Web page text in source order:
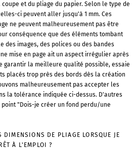
et du pliage du papier. Selon le type de
ci peuvent aller jusqu'à 1 mm. Ces
ne peuvent malheureusement pas être
conséquence que des éléments tombant
des images, des polices ou des bandes
mise en page ait un aspect irrégulier après
garantir la meilleure qualité possible, essaie
placés trop près des bords dès la création
malheureusement pas accepter les
la tolérance indiquée ci-dessus. D'autres
"Dois-je créer un fond perdu/une
DE PLIAGE LORSQUE JE
À L'EMPLOI ?